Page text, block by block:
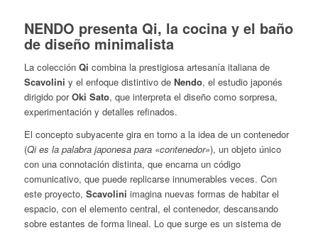
NENDO presenta Qi, la cocina y el baño
de diseño minimalista
La colección Qi combina la prestigiosa artesanía italiana de
Scavolini y el enfoque distintivo de Nendo, el estudio japonés
dirigido porOki Sato, que interpreta el diseño como sorpresa,
experimentación y detalles refinados.
El concepto subyacente gira en torno a la idea de un contenedor
(Qi es la palabra japonesa para «contenedor»), un objeto único
con una connotación distinta, que encarna un código
comunicativo, que puede replicarse innumerables veces. Con
este proyecto, Scavolini imagina nuevas formas de habitar el
espacio, con el elemento central, el contenedor, descansando
sobre estantes de forma lineal. Lo que surge es un sistema de